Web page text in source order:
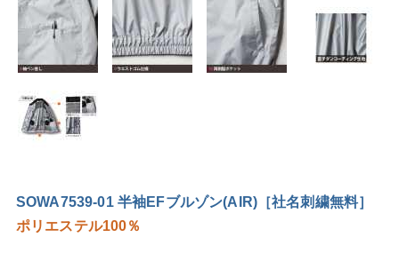
SOWA7539-01 半袖EFブルゾン(AIR)［社名刺繍無料］
ポリエステル100％